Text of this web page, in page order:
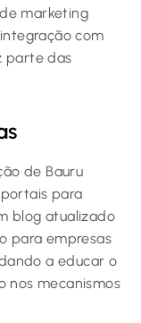
marketing
com
parte das
de Bauru
para
blog atualizado
para empresas
a educar o
nos mecanismos